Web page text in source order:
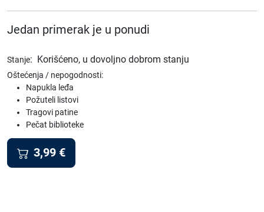
Jedan primerak je u ponudi
Stanje: Korišćeno, u dovoljno dobrom stanju
Oštećenja / nepogodnosti:
Napukla leđa
Požuteli listovi
Tragovi patine
Pečat biblioteke
3,99 €